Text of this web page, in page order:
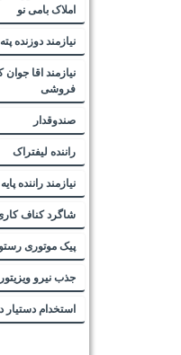
املاک بامی نو
نیازمند دوزنده
نیازمند اقا جوان
فروشی
صندوقدار
راننده لیفتراک
نیازمند راننده
شاگرد کناف
پیک موتوری
جذب نیرو
استخدام دستیار